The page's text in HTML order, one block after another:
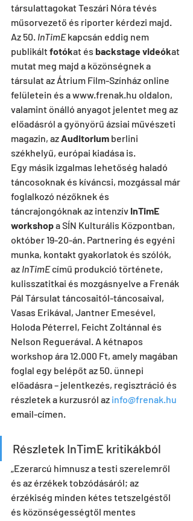
társulattagokat Teszári Nóra tévés
műsorvezető és riporter kérdezi majd.
Az 50. InTimE kapcsán eddig nem
publikált fotókat és backstage videókat
mutat meg majd a közönségnek a
társulat az Átrium Film-Színház online
felületein és a www.frenak.hu oldalon,
valamint önálló anyagot jelentet meg az
előadásról a gyönyörű ázsiai művészeti
magazin, az Auditorium berlini
székhelyű, európai kiadása is.
Egy másik izgalmas lehetőség haladó
táncosoknak és kíváncsi, mozgással már
foglalkozó nézőknek és
táncrajongóknak az intenzív InTimE
workshop a SÍN Kulturális Központban,
október 19-20-án. Partnering és egyéni
munka, kontakt gyakorlatok és szólók,
az InTimE című produkció története,
kulisszatitkai és mozgásnyelve a Frenák
Pál Társulat táncosaitól-táncosaival,
Vasas Erikával, Jantner Emesével,
Holoda Péterrel, Feicht Zoltánnal és
Nelson Reguerával. A kétnapos
workshop ára 12.000 Ft, amely magában
foglal egy belépőt az 50. ünnepi
előadásra – jelentkezés, regisztráció és
részletek a kurzusról az info@frenak.hu
email-címen.
Részletek InTimE kritikákból
„Ezerarcú himnusz a testi szerelemről
és az érzékek tobzódásáról; az
érzékiség minden kétes tetszelgéstől
és közönségességtől mentes